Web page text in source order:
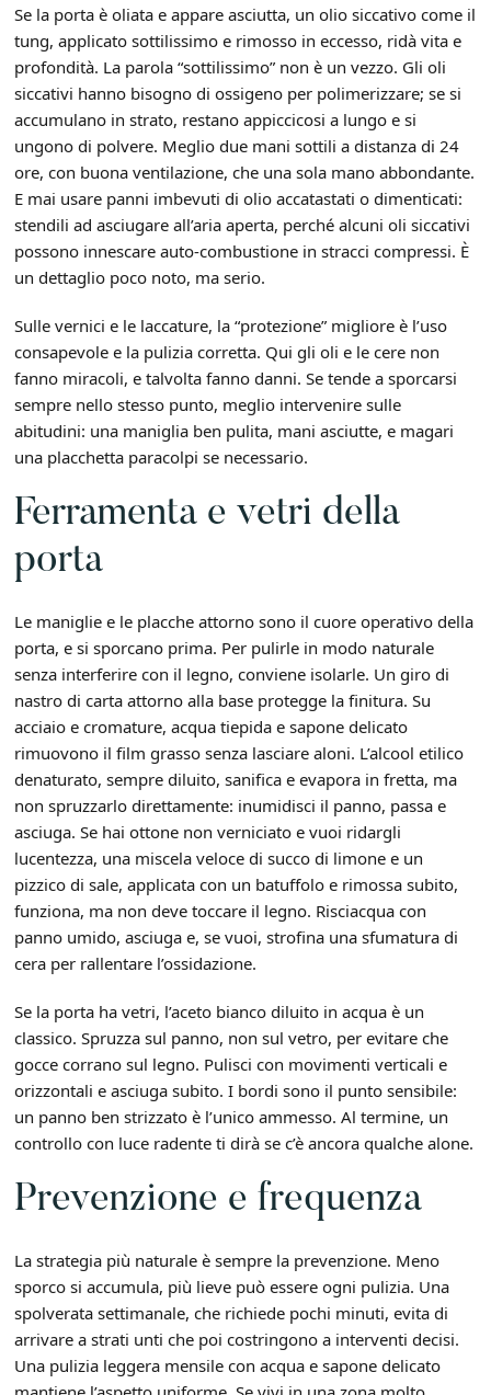
Se la porta è oliata e appare asciutta, un olio siccativo come il
tung, applicato sottilissimo e rimosso in eccesso, ridà vita e
profondità. La parola “sottilissimo” non è un vezzo. Gli oli
siccativi hanno bisogno di ossigeno per polimerizzare; se si
accumulano in strato, restano appiccicosi a lungo e si
ungono di polvere. Meglio due mani sottili a distanza di 24
ore, con buona ventilazione, che una sola mano abbondante.
E mai usare panni imbevuti di olio accatastati o dimenticati:
stendili ad asciugare all’aria aperta, perché alcuni oli siccativi
possono innescare auto-combustione in stracci compressi. È
un dettaglio poco noto, ma serio.
Sulle vernici e le laccature, la “protezione” migliore è l’uso
consapevole e la pulizia corretta. Qui gli oli e le cere non
fanno miracoli, e talvolta fanno danni. Se tende a sporcarsi
sempre nello stesso punto, meglio intervenire sulle
abitudini: una maniglia ben pulita, mani asciutte, e magari
una placchetta paracolpi se necessario.
Ferramenta e vetri della
porta
Le maniglie e le placche attorno sono il cuore operativo della
porta, e si sporcano prima. Per pulirle in modo naturale
senza interferire con il legno, conviene isolarle. Un giro di
nastro di carta attorno alla base protegge la finitura. Su
acciaio e cromature, acqua tiepida e sapone delicato
rimuovono il film grasso senza lasciare aloni. L’alcool etilico
denaturato, sempre diluito, sanifica e evapora in fretta, ma
non spruzzarlo direttamente: inumidisci il panno, passa e
asciuga. Se hai ottone non verniciato e vuoi ridargli
lucentezza, una miscela veloce di succo di limone e un
pizzico di sale, applicata con un batuffolo e rimossa subito,
funziona, ma non deve toccare il legno. Risciacqua con
panno umido, asciuga e, se vuoi, strofina una sfumatura di
cera per rallentare l’ossidazione.
Se la porta ha vetri, l’aceto bianco diluito in acqua è un
classico. Spruzza sul panno, non sul vetro, per evitare che
gocce corrano sul legno. Pulisci con movimenti verticali e
orizzontali e asciuga subito. I bordi sono il punto sensibile:
un panno ben strizzato è l’unico ammesso. Al termine, un
controllo con luce radente ti dirà se c’è ancora qualche alone.
Prevenzione e frequenza
La strategia più naturale è sempre la prevenzione. Meno
sporco si accumula, più lieve può essere ogni pulizia. Una
spolverata settimanale, che richiede pochi minuti, evita di
arrivare a strati unti che poi costringono a interventi decisi.
Una pulizia leggera mensile con acqua e sapone delicato